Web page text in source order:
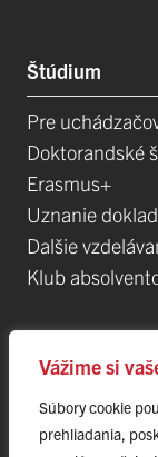
Vážime si
Súbory cookie
prehliadania,
Štúdium
Pre
Doktorandské
Erasmus+
Uznanie
Dalšie
Klub
Veda
Projekty